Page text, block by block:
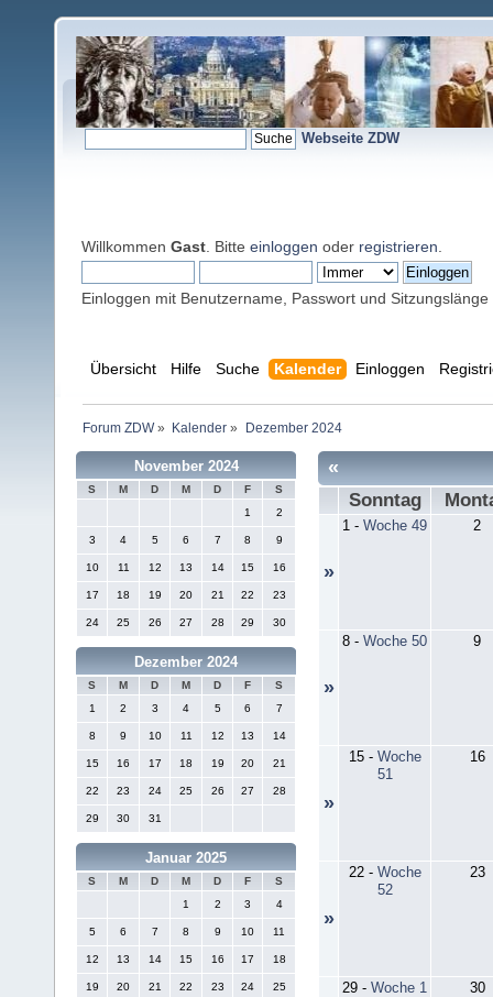
Webseite ZDW
Willkommen Gast . Bitte einloggen oder registrieren
Einloggen mit Benutzername, Passwort und Sitzungslänge
Übersicht Hilfe Suche Kalender Einloggen
Forum ZDW» Kalender » Dezember 2024
November 2024
S M D M D F
S
1
2
3 4 5 6 7 8 9
10 11 12 13 14 15 16
17 18 19 20 21 22 23
24 25 26 27 28 29 30
Dezember 2024
S M D M D F
S
1
2 3 4 5 6 7
8 9 10 11 12 13 14
15 16 17 18 19 20 21
22 23 24 25 26 27 28
29 30 31
Januar 2025
S M D M D F
S
1
2 3 4
5 6 7 8 9 10 11
12 13 14 15 16 17 18
19 20 21 22 23 24 25
«
Sonntag
»
1 - Woche 49 2
»
8 - Woche 50 9
»
15- Woche
51
16
»
22- Woche
52
23
29 - Woche 1 30